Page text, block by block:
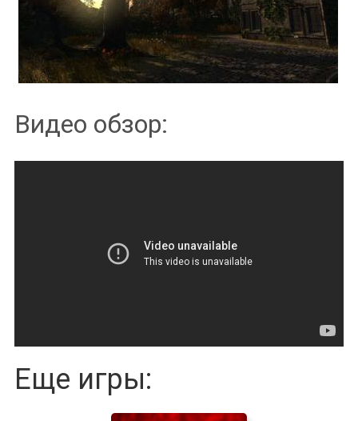
Видео обзор:
Еще игры: